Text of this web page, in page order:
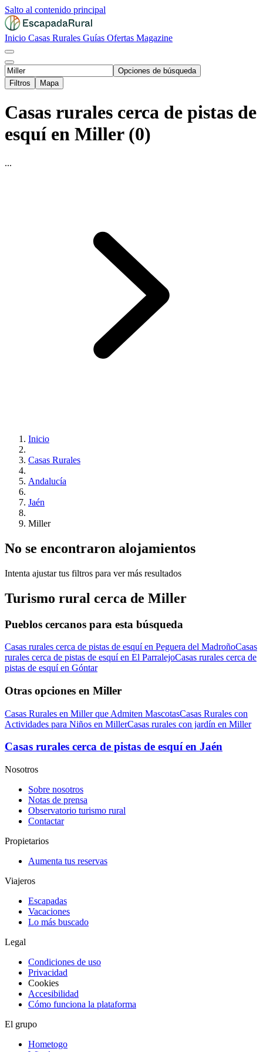
Salto al contenido principal
Inicio Casas Rurales Guías Ofertas Magazine
Opciones de búsqueda
Filtros
Mapa
Casas rurales cerca de pistas de
esquí en Miller (0)
...
Inicio
Casas Rurales
Andalucía
Jaén
Miller
No se encontraron alojamientos
Intenta ajustar tus filtros para ver más resultados
Turismo rural cerca de Miller
Pueblos cercanos para esta búsqueda
Casas rurales cerca de pistas de esquí en Peguera del MadroñoCasas
rurales cerca de pistas de esquí en El ParralejoCasas rurales cerca de
pistas de esquí en Góntar
Otras opciones en Miller
Casas Rurales en Miller que Admiten MascotasCasas Rurales con
Actividades para Niños en MillerCasas rurales con jardín en Miller
Casas rurales cerca de pistas de esquí en Jaén
Nosotros
Sobre nosotros
Notas de prensa
Observatorio turismo rural
Contactar
Propietarios
Aumenta tus reservas
Viajeros
Escapadas
Vacaciones
Lo más buscado
Legal
Condiciones de uso
Privacidad
Cookies
Accesibilidad
Cómo funciona la plataforma
El grupo
Hometogo